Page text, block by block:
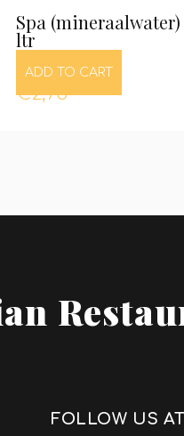
Spa (mineraalwater)
ltr
ADD TO CART
€2,75
FOLLOW US